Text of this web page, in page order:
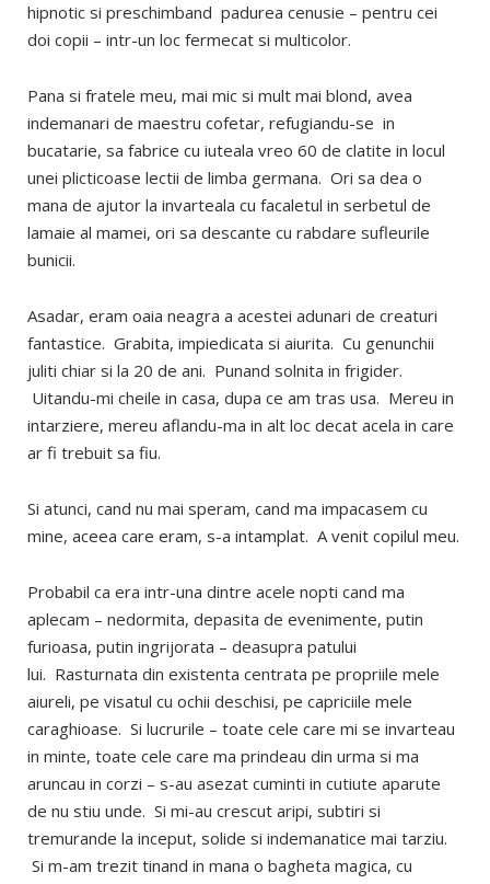
hipnotic si preschimband padurea cenusie – pentru cei
doi copii – intr-un loc fermecat si multicolor.
Pana si fratele meu, mai mic si mult mai blond, avea
indemanari de maestru cofetar, refugiandu-se in
bucatarie, sa fabrice cu iuteala vreo 60 de clatite in locul
unei plicticoase lectii de limba germana. Ori sa dea o
mana de ajutor la invarteala cu facaletul in serbetul de
lamaie al mamei, ori sa descante cu rabdare sufleurile
bunicii.
Asadar, eram oaia neagra a acestei adunari de creaturi
fantastice. Grabita, impiedicata si aiurita. Cu genunchii
juliti chiar si la 20 de ani. Punand solnita in frigider.
Uitandu-mi cheile in casa, dupa ce am tras usa. Mereu in
intarziere, mereu aflandu-ma in alt loc decat acela in care
ar fi trebuit sa fiu.
Si atunci, cand nu mai speram, cand ma impacasem cu
mine, aceea care eram, s-a intamplat. A venit copilul meu.
Probabil ca era intr-una dintre acele nopti cand ma
aplecam – nedormita, depasita de evenimente, putin
furioasa, putin ingrijorata – deasupra patului
lui. Rasturnata din existenta centrata pe propriile mele
aiureli, pe visatul cu ochii deschisi, pe capriciile mele
caraghioase. Si lucrurile – toate cele care mi se invarteau
in minte, toate cele care ma prindeau din urma si ma
aruncau in corzi – s-au asezat cuminti in cutiute aparute
de nu stiu unde. Si mi-au crescut aripi, subtiri si
tremurande la inceput, solide si indemanatice mai tarziu.
Si m-am trezit tinand in mana o bagheta magica, cu